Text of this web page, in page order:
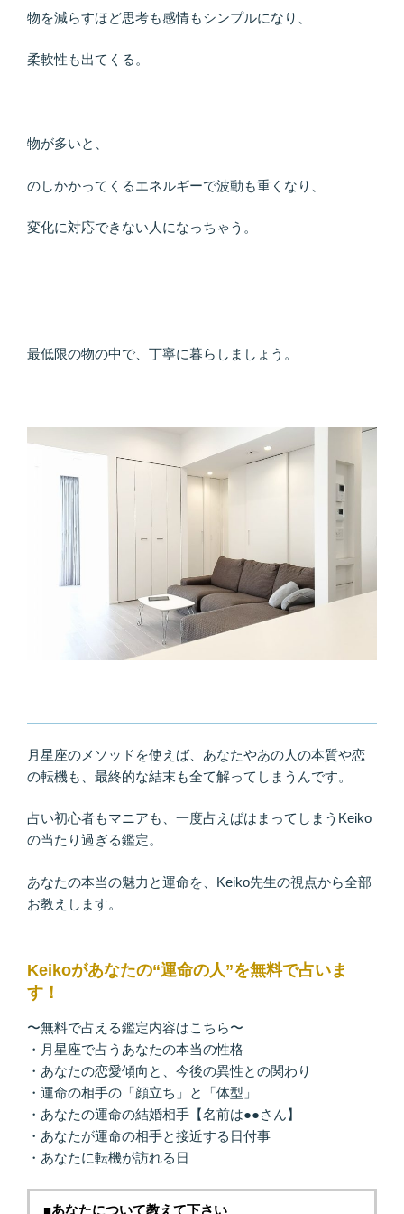
物を減らすほど思考も感情もシンプルになり、
柔軟性も出てくる。
物が多いと、
のしかかってくるエネルギーで波動も重くなり、
変化に対応できない人になっちゃう。
最低限の物の中で、丁寧に暮らしましょう。
月星座のメソッドを使えば、あなたやあの人の本質や恋
の転機も、最終的な結末も全て解ってしまうんです。
占い初心者もマニアも、一度占えばはまってしまうKeiko
の当たり過ぎる鑑定。
あなたの本当の魅力と運命を、Keiko先生の視点から全部
お教えします。
Keikoがあなたの“運命の人”を無料で占いま
す！
〜無料で占える鑑定内容はこちら〜
・月星座で占うあなたの本当の性格
・あなたの恋愛傾向と、今後の異性との関わり
・運命の相手の「顔立ち」と「体型」
・あなたの運命の結婚相手【名前は●●さん】
・あなたが運命の相手と接近する日付事
・あなたに転機が訪れる日
■あなたについて教えて下さい